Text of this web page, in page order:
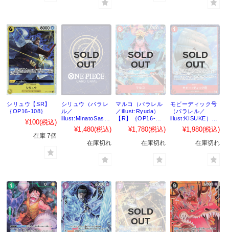
シリュウ【SR】
｛OP16-108｝
¥100(税込)
在庫 7個
シリュウ（パラレ
ル／
illust:MinatoSashi
ma）【SR】
｛OP16-108｝
¥1,480(税込)
在庫切れ
マルコ（パラレル
／illust:Ryuda）
【R】｛OP16-
014｝¥1,780(税込)
在庫切れ
モビーディック号
（パラレル／
illust:KISUKE）
【R】｛OP16-
021｝¥1,980(税込)
在庫切れ